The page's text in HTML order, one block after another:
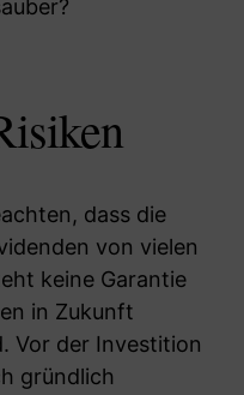
dass die
von vielen
keine Garantie
in Zukunft
Vor der Investition
gründlich